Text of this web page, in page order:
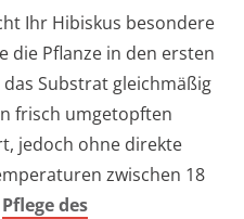
Ihr Hibiskus besondere
die Pflanze in den ersten
Substrat gleichmäßig
frisch umgetopften
jedoch ohne direkte
zwischen 18
Pflege des